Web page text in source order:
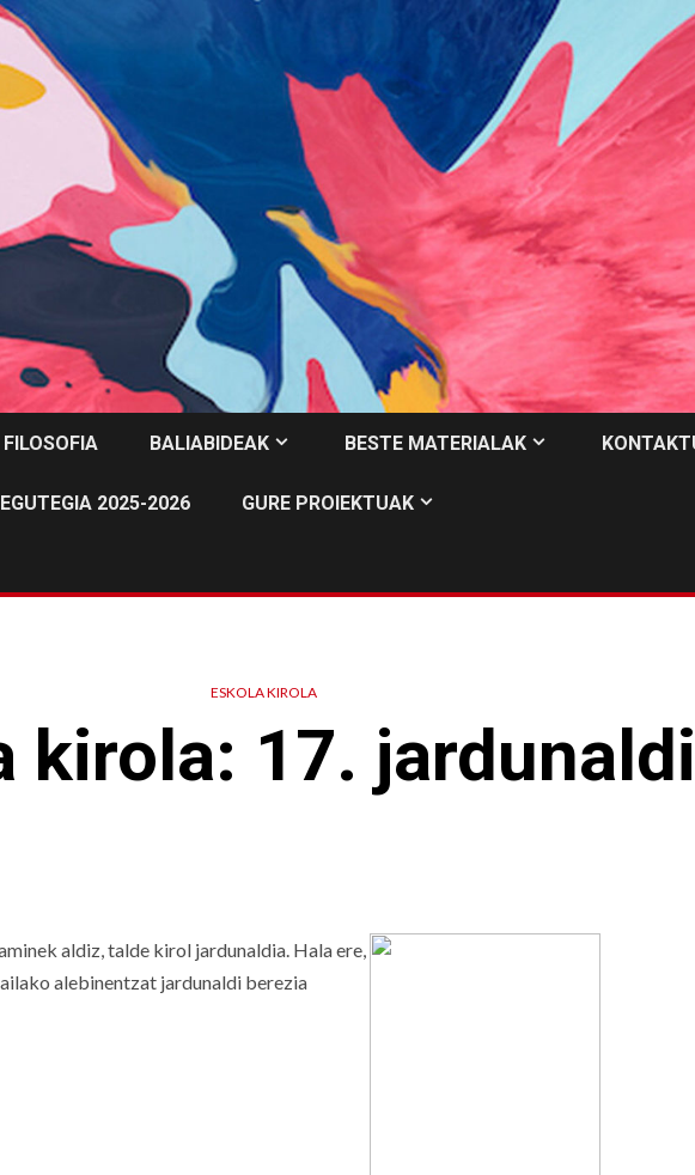
FILOSOFIA BALIABIDEAK BESTE MATERIALAK
EGUTEGIA 2025-2026 GURE PROIEKTUAK
ESKOLA KIROLA
kirola: 17.
aldiz, talde kirol jardunaldia. Hala ere,
alebinentzat jardunaldi berezia